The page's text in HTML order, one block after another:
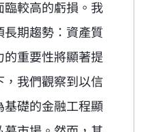
臨較高的虧損。我
期趨勢：資產質
的重要性將顯著提
，我們觀察到以信
基礎的金融工程顯